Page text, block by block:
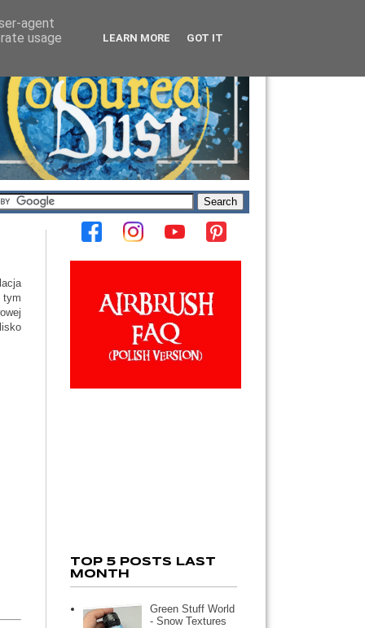
tym
TOP 5 POSTS LAST
MONTH
Green Stuff World
- Snow Textures
agent
usage
LEARN MORE GOT IT